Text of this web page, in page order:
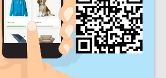
Napi haladás
Havi haladás